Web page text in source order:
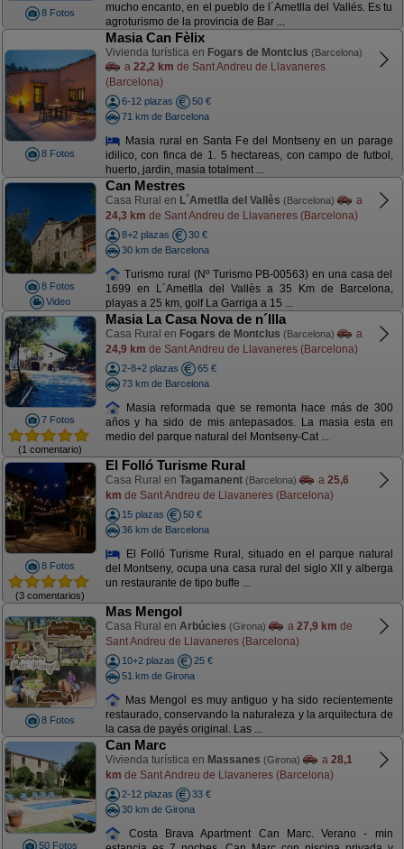
8 Fotos
mucho encanto, en el pueblo de l´Ametlla del Vallés. Es tu
agroturismo de la provincia de Bar ...
8 Fotos
Masia Can Fèlix
Vivienda turística en Fogars de Montclus (Barcelona)
a 22,2 km de Sant Andreu de Llavaneres
(Barcelona)
6-12 plazas
50 €
71 km de Barcelona
Masia rural en Santa Fe del Montseny en un parage
idilico, con finca de 1. 5 hectareas, con campo de futbol,
huerto, jardin, masia totalment ...
8 Fotos
Video
Can Mestres
Casa Rural en L´Ametlla del Vallès (Barcelona)
a
24,3 km de Sant Andreu de Llavaneres (Barcelona)
8+2 plazas
30 €
30 km de Barcelona
Turismo rural (Nº Turismo PB-00563) en una casa del
1699 en L´Ametlla del Vallès a 35 Km de Barcelona,
playas a 25 km, golf La Garriga a 15 ...
7 Fotos
(1 comentario)
Masia La Casa Nova de n´Illa
Casa Rural en Fogars de Montclus (Barcelona)
a
24,9 km de Sant Andreu de Llavaneres (Barcelona)
2-8+2 plazas
65 €
73 km de Barcelona
Masia reformada que se remonta hace más de 300
años y ha sido de mis antepasados. La masia esta en
medio del parque natural del Montseny-Cat ...
8 Fotos
(3 comentarios)
El Folló Turisme Rural
Casa Rural en Tagamanent (Barcelona) a 25,6
km de Sant Andreu de Llavaneres (Barcelona)
15 plazas
50 €
36 km de Barcelona
El Folló Turisme Rural, situado en el parque natural
del Montseny, ocupa una casa rural del siglo XII y alberga
un restaurante de tipo buffe ...
8 Fotos
Mas Mengol
Casa Rural en Arbúcies (Girona) a 27,9 km de
Sant Andreu de Llavaneres (Barcelona)
10+2 plazas
25 €
51 km de Girona
Mas Mengol es muy antiguo y ha sido recientemente
restaurado, conservando la naturaleza y la arquitectura de
la casa de payés original. Las ...
50 Fotos
Can Marc
Vivienda turística en Massanes (Girona) a 28,1
km de Sant Andreu de Llavaneres (Barcelona)
2-12 plazas
33 €
30 km de Girona
Costa Brava Apartment Can Marc. Verano - min